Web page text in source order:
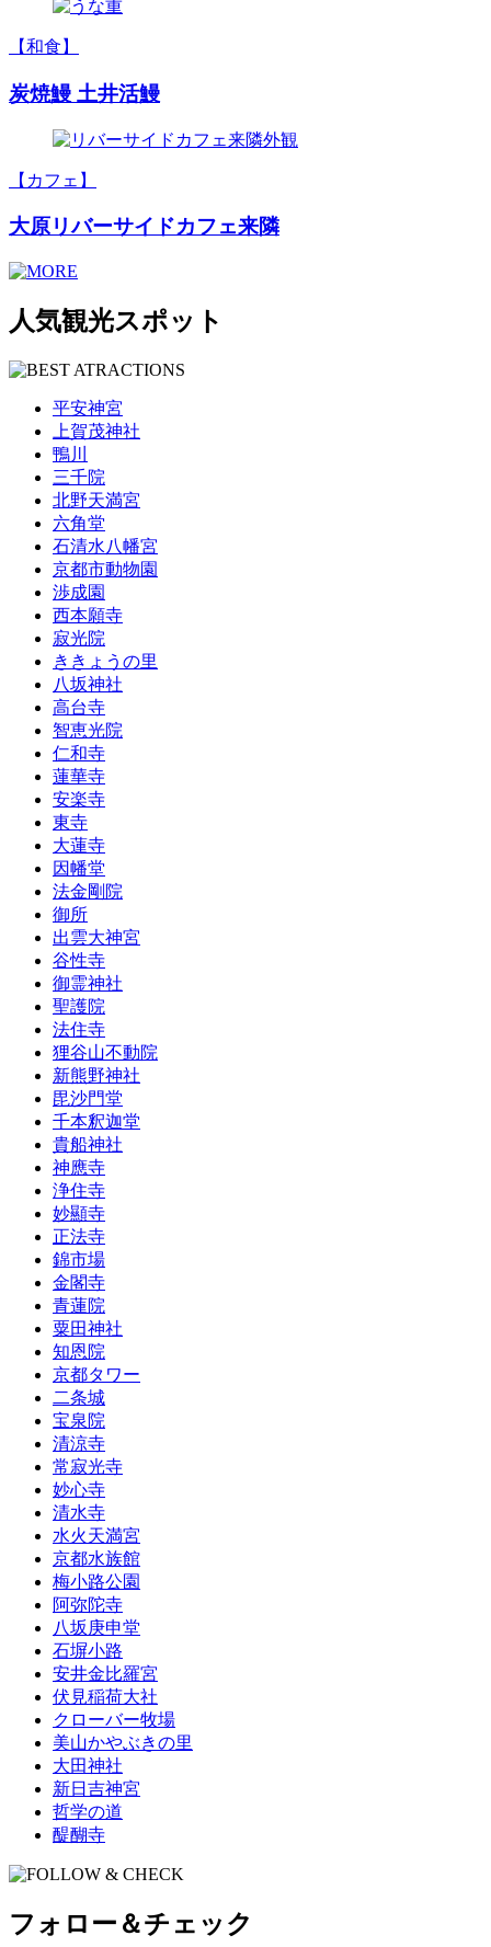
【和食】
炭焼鰻 土井活鰻
【カフェ】
大原リバーサイドカフェ来隣
人気観光スポット
平安神宮
上賀茂神社
鴨川
三千院
北野天満宮
六角堂
石清水八幡宮
京都市動物園
渉成園
西本願寺
寂光院
ききょうの里
八坂神社
高台寺
智恵光院
仁和寺
蓮華寺
安楽寺
東寺
大蓮寺
因幡堂
法金剛院
御所
出雲大神宮
谷性寺
御霊神社
聖護院
法住寺
狸谷山不動院
新熊野神社
毘沙門堂
千本釈迦堂
貴船神社
神應寺
浄住寺
妙顯寺
正法寺
錦市場
金閣寺
青蓮院
粟田神社
知恩院
京都タワー
二条城
宝泉院
清涼寺
常寂光寺
妙心寺
清水寺
水火天満宮
京都水族館
梅小路公園
阿弥陀寺
八坂庚申堂
石塀小路
安井金比羅宮
伏見稲荷大社
クローバー牧場
美山かやぶきの里
大田神社
新日吉神宮
哲学の道
醍醐寺
フォロー＆チェック